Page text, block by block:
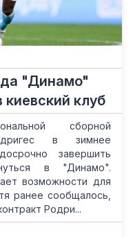
"Динамо"
киевский клуб
сборной
в зимнее
завершить
в "Динамо".
возможности для
ранее сообщалось,
Родри...